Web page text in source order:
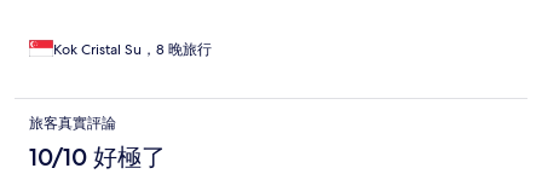
Kok Cristal Su，8 晚旅行
旅客真實評論
10/10 好極了